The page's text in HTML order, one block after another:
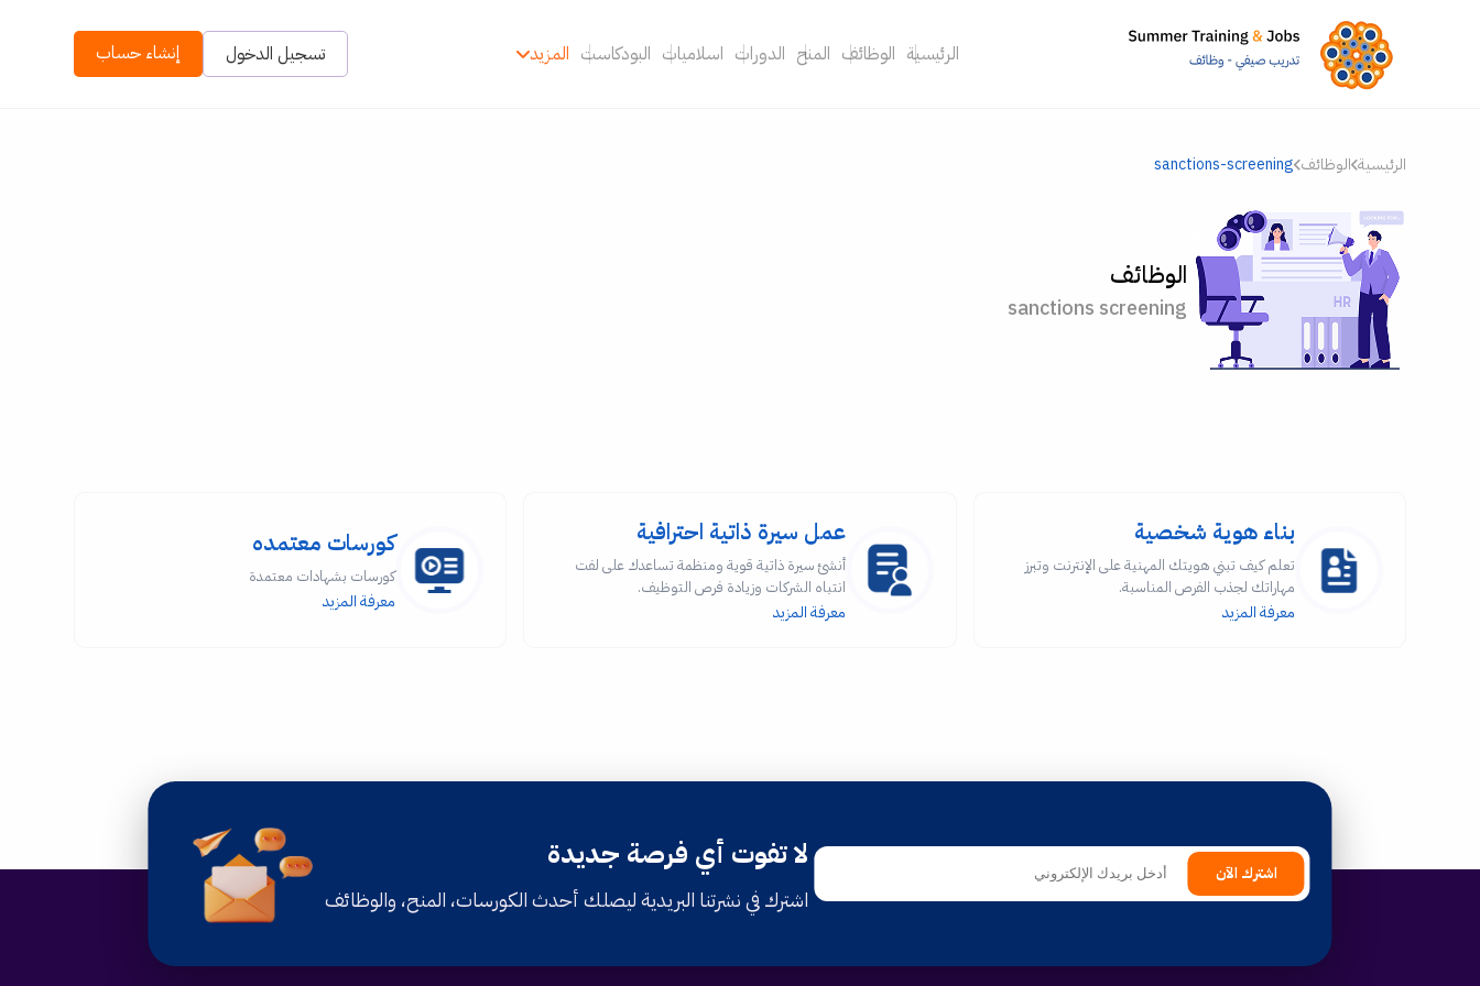
الرئيسية الوظائف المنح الدورات اسلاميات البودكاست المزيد تسجيل الدخول إنشاء حساب
الرئيسية الوظائف sanctions-screening
الوظائف
sanctions screening
بناء هوية شخصية
تعلم كيف تبني هويتك المهنية على الإنترنت وتبرز
مهاراتك لجذب الفرص المناسبة.
معرفة المزيد
عمل سيرة ذاتية احترافية
أنشئ سيرة ذاتية قوية ومنظمة تساعدك على لفت
انتباه الشركات وزيادة فرص التوظيف.
معرفة المزيد
كورسات معتمده
كورسات بشهادات معتمدة
معرفة المزيد
اشترك الآن
لا تفوت أي فرصة جديدة
اشترك في نشرتنا البريدية ليصلك أحدث الكورسات، المنح، والوظائف